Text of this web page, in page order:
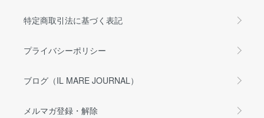
特定商取引法に基づく表記
プライバシーポリシー
ブログ（IL MARE JOURNAL）
メルマガ登録・解除